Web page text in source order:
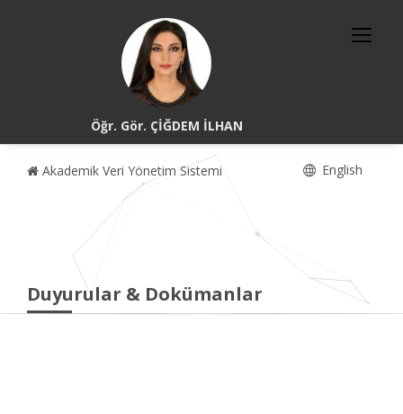
Öğr. Gör. ÇİĞDEM İLHAN
Akademik Veri Yönetim Sistemi English
Duyurular & Dokümanlar